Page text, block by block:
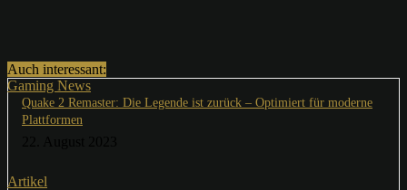
Auch interessant:
Gaming News
Quake 2 Remaster: Die Legende ist zurück – Optimiert für moderne
Plattformen
Artikel